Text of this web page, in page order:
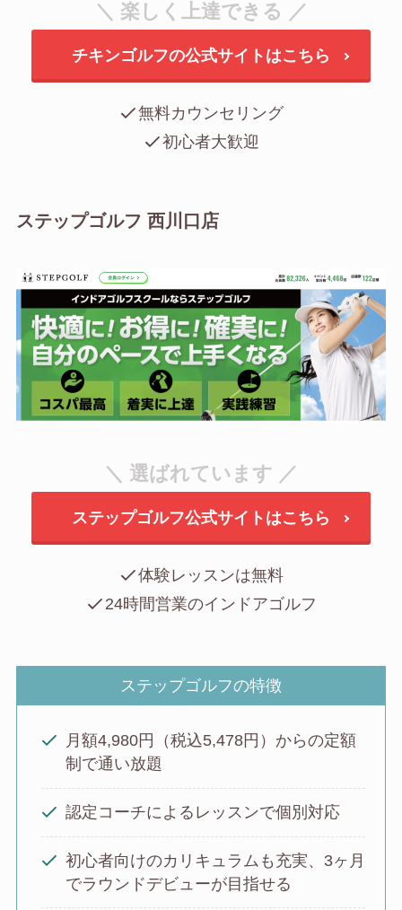
＼ 楽しく上達できる ／
チキンゴルフの公式サイトはこちら
無料カウンセリング
初心者大歓迎
ステップゴルフ 西川口店
＼ 選ばれています ／
ステップゴルフ公式サイトはこちら
体験レッスンは無料
24時間営業のインドアゴルフ
ステップゴルフの特徴
月額4,980円（税込5,478円）からの定額
制で通い放題
認定コーチによるレッスンで個別対応
初心者向けのカリキュラムも充実、3ヶ月
でラウンドデビューが目指せる